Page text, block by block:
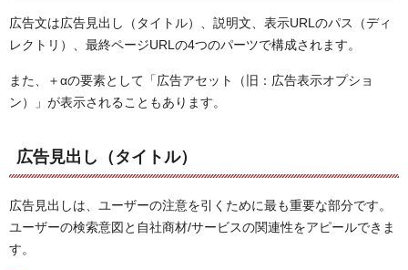
広告文は広告見出し（タイトル）、説明文、表示URLのパス（ディ
レクトリ）、最終ページURLの4つのパーツで構成されます。
また、＋αの要素として「広告アセット（旧：広告表示オプショ
ン）」が表示されることもあります。
広告見出し（タイトル）
広告見出しは、ユーザーの注意を引くために最も重要な部分です。
ユーザーの検索意図と自社商材/サービスの関連性をアピールできま
す。